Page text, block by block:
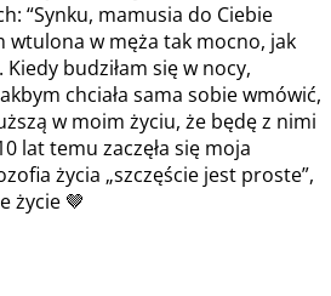
“Synku, mamusia do Ciebie
wtulona w męża tak mocno, jak
budziłam się w nocy,
chciała sama sobie wmówić,
w moim życiu, że będę z nimi
lat temu zaczęła się moja
życia „szczęście jest proste”,
życie 🤎